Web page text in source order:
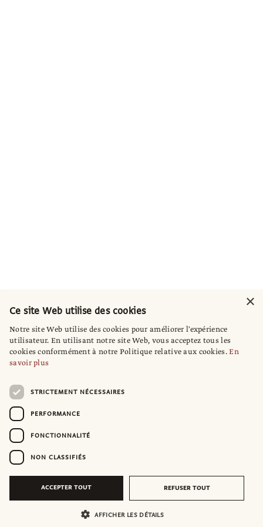
×
Ce site Web utilise des cookies
Notre site Web utilise des cookies pour améliorer l'expérience
utilisateur. En utilisant notre site Web, vous acceptez tous les
cookies conformément à notre Politique relative aux cookies.En
savoir plus
STRICTEMENT NÉCESSAIRES
PERFORMANCE
FONCTIONNALITÉ
NON CLASSIFIÉS
ACCEPTER TOUT REFUSER TOUT
AFFICHER LES DÉTAILS